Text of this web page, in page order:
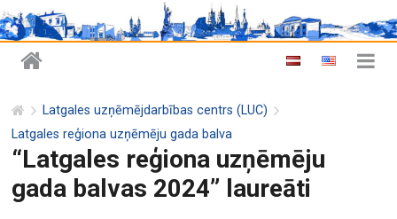
Latgales uzņēmējdarbības centrs (LUC)
Latgales reģiona uzņēmēju gada balva
“Latgales reģiona uzņēmēju
gada balvas 2024” laureāti